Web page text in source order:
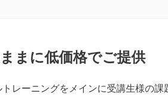
まに低価格でご提供
レーニングをメインに受講生様の課